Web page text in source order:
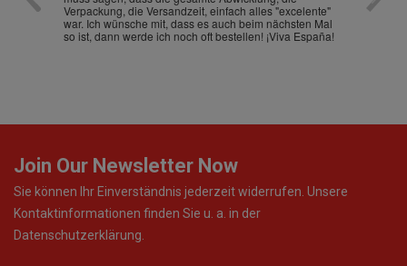
Verpackung, die Versandzeit, einfach alles "excelente"
war. Ich wünsche mit, dass es auch beim nächsten Mal
so ist, dann werde ich noch oft bestellen! ¡Viva España!
ist
Join Our Newsletter Now
Sie können Ihr Einverständnis jederzeit widerrufen. Unsere
Kontaktinformationen finden Sie u. a. in der
Datenschutzerklärung.